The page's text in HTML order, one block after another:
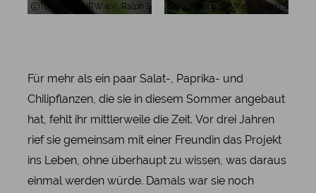
Tourismus NRW e.V., Ralph Sondermann, Gemüsebeet und Hände,
Tourismus NRW e.V., Ralph
Für mehr als ein paar Salat-, Paprika- und
Chilipflanzen, die sie in diesem Sommer angebaut
hat, fehlt ihr mittlerweile die Zeit. Vor drei Jahren
rief sie gemeinsam mit einer Freundin das Projekt
ins Leben, ohne überhaupt zu wissen, was daraus
einmal werden würde. Damals war sie noch